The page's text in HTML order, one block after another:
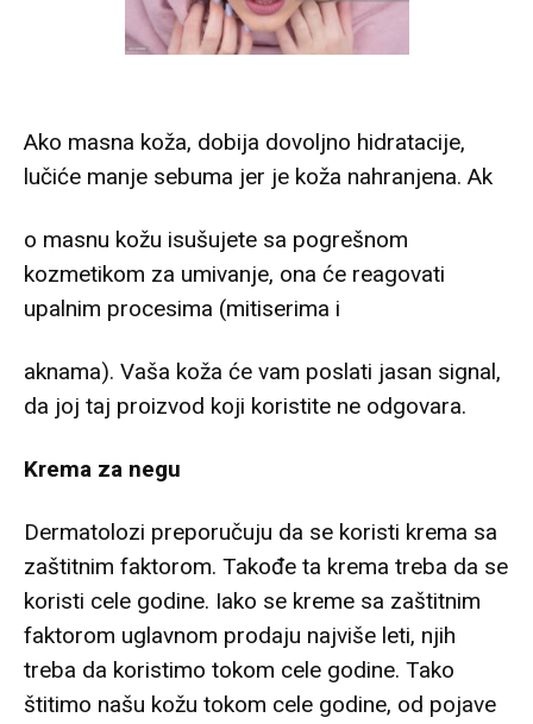
Ako masna koža, dobija dovoljno hidratacije,
lučiće manje sebuma jer je koža nahranjena. Ak
o masnu kožu isušujete sa pogrešnom
kozmetikom za umivanje, ona će reagovati
upalnim procesima (mitiserima i
aknama). Vaša koža će vam poslati jasan signal,
da joj taj proizvod koji koristite ne odgovara.
Krema za negu
Dermatolozi preporučuju da se koristi krema sa
zaštitnim faktorom. Takođe ta krema treba da se
koristi cele godine. Iako se kreme sa zaštitnim
faktorom uglavnom prodaju najviše leti, njih
treba da koristimo tokom cele godine. Tako
štitimo našu kožu tokom cele godine, od pojave